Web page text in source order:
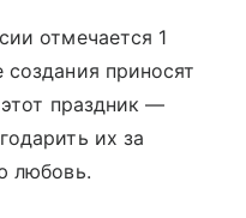
отмечается 1
приносят
праздник —
их за
любовь.